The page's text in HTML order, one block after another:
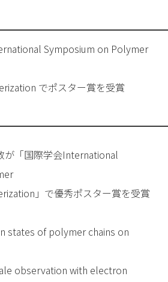
Symposium on Polymer
でポスター賞を受賞
が「国際学会International
」で優秀ポスター賞を受賞
states of polymer chains on
with electron